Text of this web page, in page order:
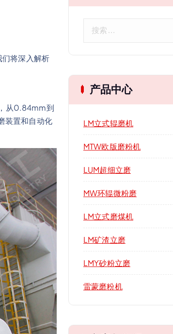
将深入解析
从0.84mm到
装置和自动化
产品中心
LM立式辊磨机
MTW欧版磨粉机
LUM超细立磨
MW环辊微粉磨
LM立式磨煤机
LM矿渣立磨
LMY砂粉立磨
雷蒙磨粉机